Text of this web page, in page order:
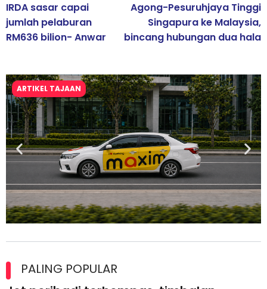
IRDA sasar capai
jumlah pelaburan
RM636 bilion- Anwar
Agong-Pesuruhjaya Tinggi
Singapura ke Malaysia,
bincang hubungan dua hala
ARTIKEL TAJAAN
lesen separuh pertama 2026
PALING POPULAR